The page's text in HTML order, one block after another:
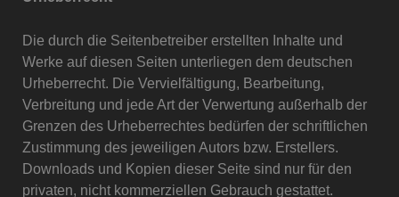
Die durch die Seitenbetreiber erstellten Inhalte und
Werke auf diesen Seiten unterliegen dem deutschen
Urheberrecht. Die Vervielfältigung, Bearbeitung,
Verbreitung und jede Art der Verwertung außerhalb der
Grenzen des Urheberrechtes bedürfen der schriftlichen
Zustimmung des jeweiligen Autors bzw. Erstellers.
Downloads und Kopien dieser Seite sind nur für den
privaten, nicht kommerziellen Gebrauch gestattet.